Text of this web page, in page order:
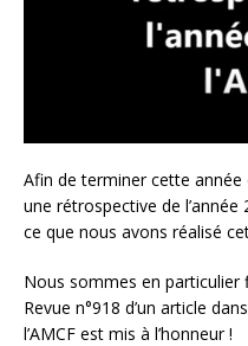
Afin de terminer cette
une rétrospective de
ce que nous avons réalisé
Nous sommes en particulier
Revue n°918 d’un article
l’AMCF est mis à l’honneur !